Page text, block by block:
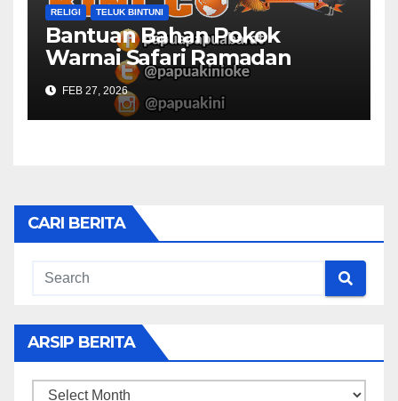
RELIGI TELUK BINTUNI
Bantuan Bahan Pokok
Warnai Safari Ramadan
Papua Barat
FEB 27, 2026
CARI BERITA
ARSIP BERITA
ARSIP